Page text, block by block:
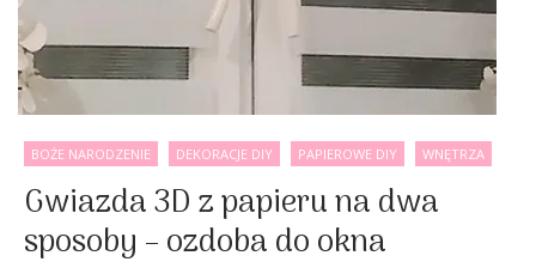
BOŻE NARODZENIE DEKORACJE DIY PAPIEROWE DIY WNĘTRZA
Gwiazda 3D z papieru na dwa
sposoby – ozdoba do okna